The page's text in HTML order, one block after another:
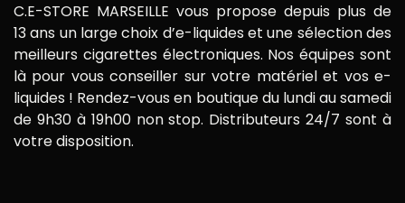
C.E-STORE MARSEILLE vous propose depuis plus de
13 ans un large choix d’e-liquides et une sélection des
meilleurs cigarettes électroniques. Nos équipes sont
là pour vous conseiller sur votre matériel et vos e-
liquides ! Rendez-vous en boutique du lundi au samedi
de 9h30 à 19h00 non stop. Distributeurs 24/7 sont à
votre disposition.